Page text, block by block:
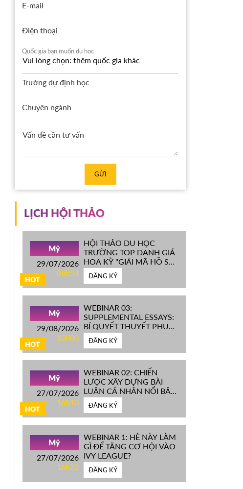
E-mail
Điện thoại
Quốc gia bạn muốn du học
Trường dự định học
Chuyên ngành
GỬI
LỊCH HỘI THẢO
HOT
Mỹ
29/07/2026
08h54
HỘI THẢO DU HỌC
TRƯỜNG TOP DANH GIÁ
HOA KỲ ''GIẢI MÃ HỒ SƠ
IVY LEAGUE''
ĐĂNG KÝ
HOT
Mỹ
29/08/2026
10h00
WEBINAR 03:
SUPPLEMENTAL ESSAYS:
BÍ QUYẾT THUYẾT PHỤC
HỘI ĐỒNG TUYỂN SINH
ĐH TOP ĐẦU MỸ
ĐĂNG KÝ
HOT
Mỹ
27/07/2026
16h10
WEBINAR 02: CHIẾN
LƯỢC XÂY DỰNG BÀI
LUẬN CÁ NHÂN NỔI BẬT
CHINH PHỤC ĐH TOP
ĐẦU MỸ
ĐĂNG KÝ
Mỹ
27/07/2026
16h22
WEBINAR 1: HÈ NÀY LÀM
GÌ ĐỂ TĂNG CƠ HỘI VÀO
IVY LEAGUE?
ĐĂNG KÝ